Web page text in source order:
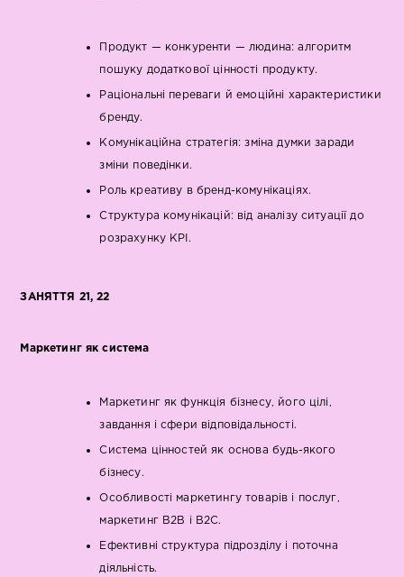
Продукт — конкуренти — людина: алгоритм
пошуку додаткової цінності продукту.
Раціональні переваги й емоційні характеристики
бренду.
Комунікаційна стратегія: зміна думки заради
зміни поведінки.
Роль креативу в бренд-комунікаціях.
Структура комунікацій: від аналізу ситуації до
розрахунку KPI.
ЗАНЯТТЯ 21, 22
Маркетинг як система
Маркетинг як функція бізнесу, його цілі,
завдання і сфери відповідальності.
Система цінностей як основа будь-якого
бізнесу.
Особливості маркетингу товарів і послуг,
маркетинг В2В і В2С.
Ефективні структура підрозділу і поточна
діяльність.